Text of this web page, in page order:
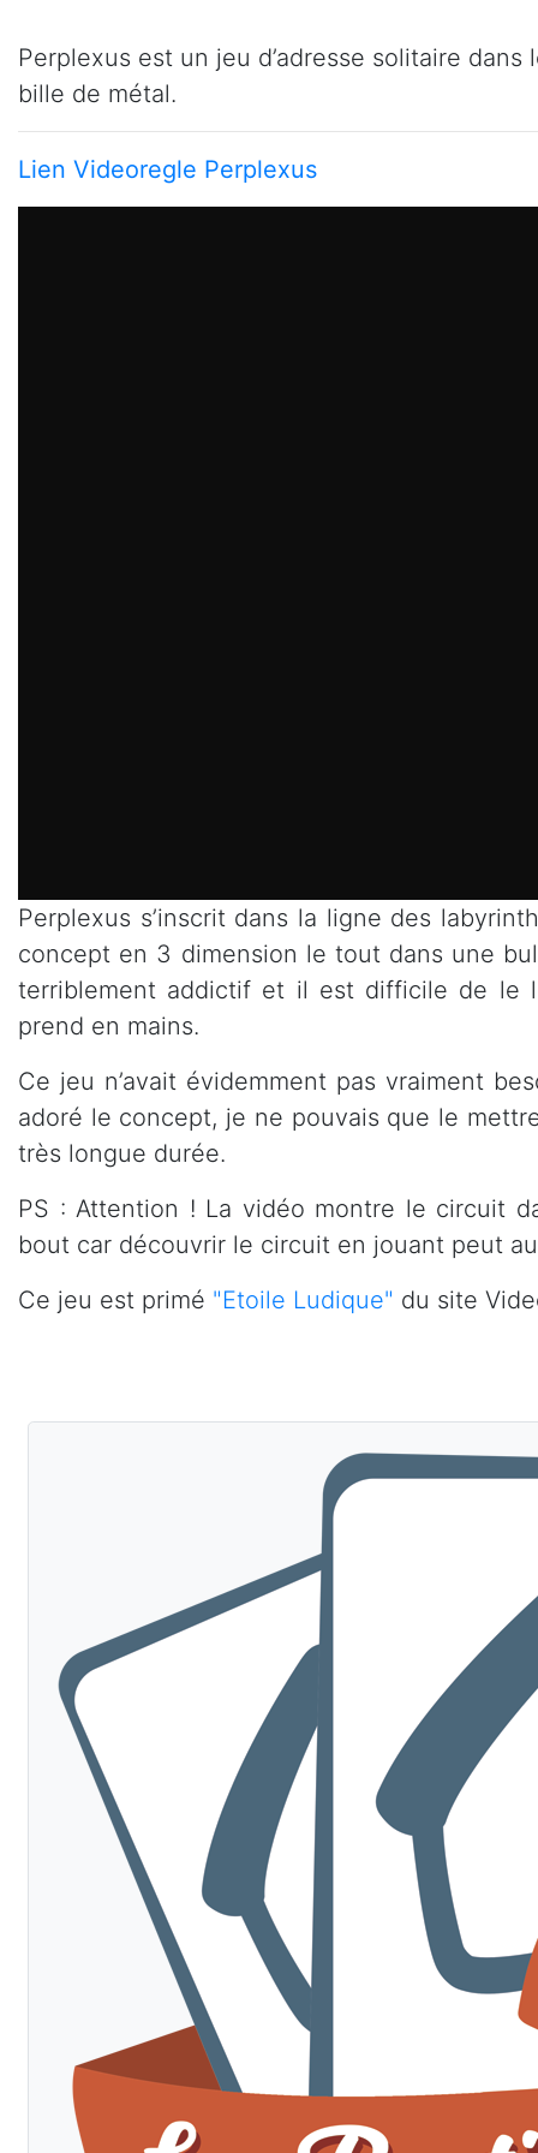
Perplexus est un jeu d’adresse solitaire
bille de métal.
Lien Videoregle Perplexus
Perplexus s’inscrit dans la ligne des
concept en 3 dimension le tout dans une
terriblement addictif et il est difficile de le
prend en mains.
Ce jeu n’avait évidemment pas vraiment
adoré le concept, je ne pouvais que le
très longue durée.
PS : Attention ! La vidéo montre le circuit
bout car découvrir le circuit en jouant peut
Ce jeu est primé "Etoile Ludique" du site